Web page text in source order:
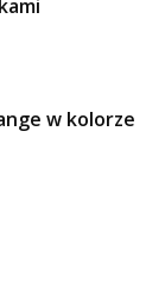
w kolorze